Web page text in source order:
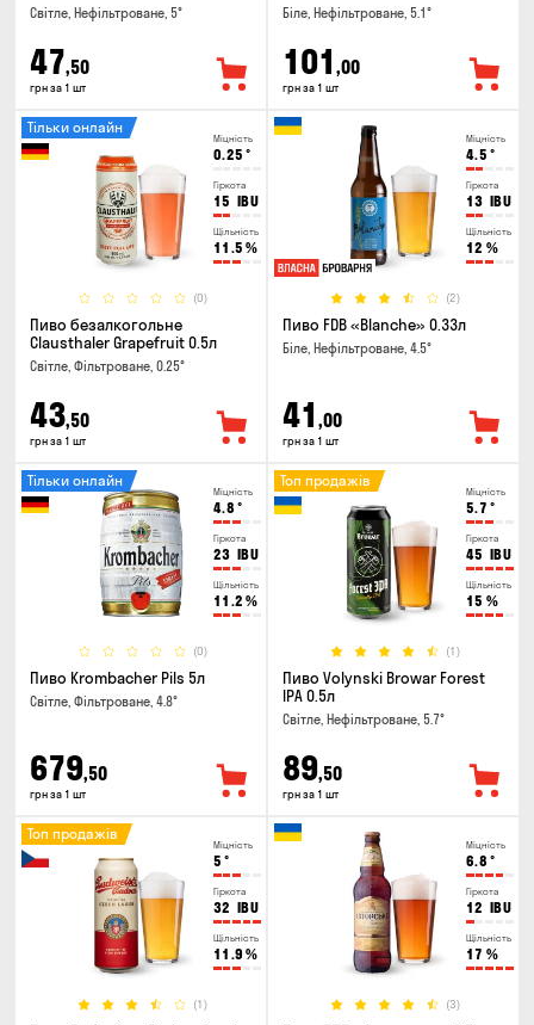
Світле, Нефільтроване, 5°
47,50
грн за 1 шт
Біле, Нефільтроване, 5.1°
101 ,00
грн за 1 шт
Міцність
0.25 °
Гіркота
15 IBU
Щільність
11.5 %
(0)
Тільки онлайн
Пиво безалкогольне
Clausthaler Grapefruit 0.5л
Світле, Фільтроване, 0.25°
43,50
грн за 1 шт
Міцність
4.5 °
Гіркота
13 IBU
Щільність
12 %
(2)
Пиво FDB «Blanche» 0.33л
Біле, Нефільтроване, 4.5°
41 ,00
грн за 1 шт
Міцність
4.8 °
Гіркота
23 IBU
Щільність
11.2 %
(0)
Тільки онлайн
Пиво Krombacher Pils 5л
Світле, Фільтроване, 4.8°
679,50
грн за 1 шт
Міцність
5.7 °
Гіркота
45 IBU
Щільність
15 %
(1)
Топ продажів
Пиво Volynski Browar Forest
IPA 0.5л
Світле, Нефільтроване, 5.7°
89,50
грн за 1 шт
Міцність
5 °
Гіркота
32 IBU
Щільність
11.9 %
(1)
Топ продажів
Міцність
6.8 °
Гіркота
12 IBU
Щільність
17 %
(3)